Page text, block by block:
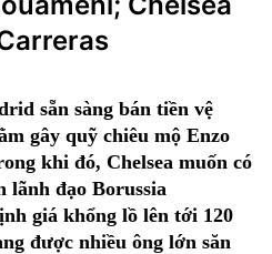
sẵn sàng bán tiền vệ
gây quỹ chiêu mộ Enzo
khi đó, Chelsea muốn có
lãnh đạo Borussia
giá khổng lồ lên tới 120
được nhiều ông lớn săn